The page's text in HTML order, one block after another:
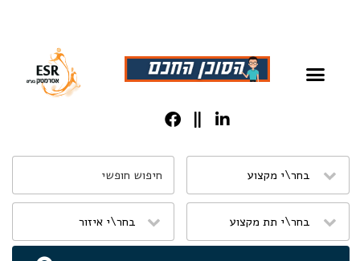
מֻפְעֶלֶת
מַעֲרֶכֶת
נָגִישׁ